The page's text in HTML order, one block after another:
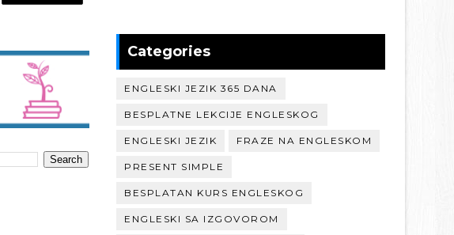
Categories
ENGLESKI JEZIK 365 DANA
BESPLATNE LEKCIJE ENGLESKOG
ENGLESKI JEZIK FRAZE NA ENGLESKOM
PRESENT SIMPLE
BESPLATAN KURS ENGLESKOG
ENGLESKI SA IZGOVOROM